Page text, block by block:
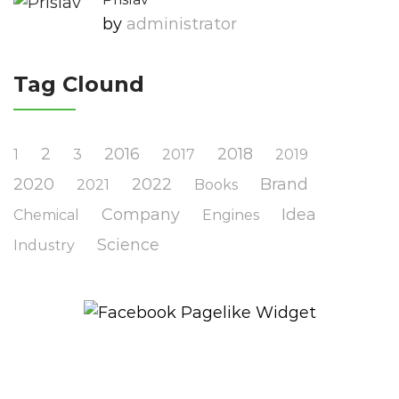
by Administrator
Tag Clound
1 2 3 2016 2017 2018 2019
2020 2021 2022 Books Brand
Chemical Company Engines Idea
Industry Science